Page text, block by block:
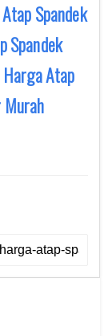
Spandek
Spandek
Atap
Murah